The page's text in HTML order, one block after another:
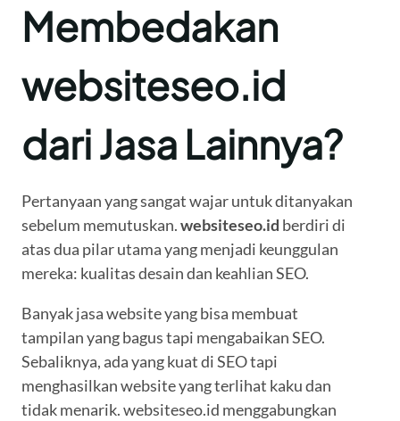
Membedakan
websiteseo.id
dari Jasa Lainnya?
Pertanyaan yang sangat wajar untuk ditanyakan
sebelum memutuskan.websiteseo.id berdiri di
atas dua pilar utama yang menjadi keunggulan
mereka: kualitas desain dan keahlian SEO.
Banyak jasa website yang bisa membuat
tampilan yang bagus tapi mengabaikan SEO.
Sebaliknya, ada yang kuat di SEO tapi
menghasilkan website yang terlihat kaku dan
tidak menarik. websiteseo.id menggabungkan